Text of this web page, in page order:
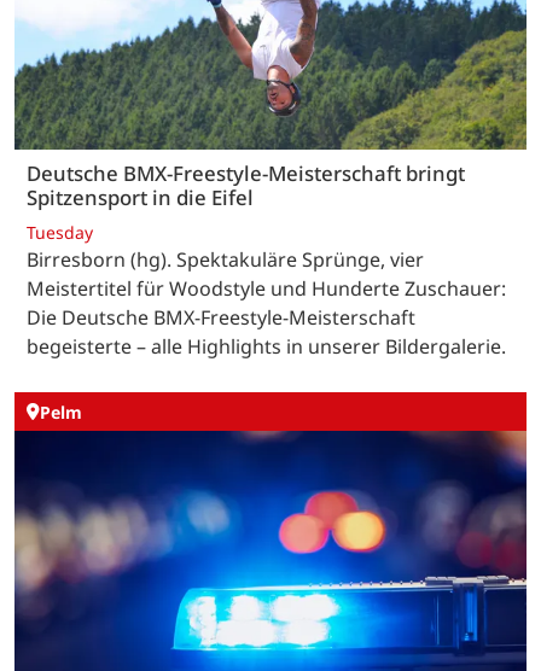
Deutsche BMX-Freestyle-Meisterschaft bringt
Spitzensport in die Eifel
Tuesday
Birresborn (hg). Spektakuläre Sprünge, vier
Meistertitel für Woodstyle und Hunderte Zuschauer:
Die Deutsche BMX-Freestyle-Meisterschaft
begeisterte – alle Highlights in unserer Bildergalerie.
Pelm